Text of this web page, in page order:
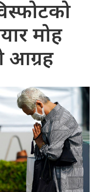
मोह
आग्रह